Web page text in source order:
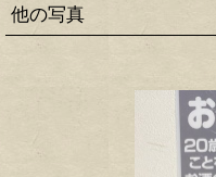
他の写真